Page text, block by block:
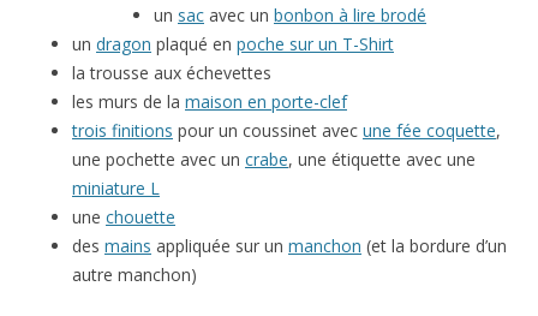
un sac avec un bonbon à lire brodé
un dragon plaqué en poche sur un T-Shirt
la trousse aux échevettes
les murs de la maison en porte-clef
trois finitions pour un coussinet avec une fée coquette,
une pochette avec un crabe, une étiquette avec une
miniature L
une chouette
des mains appliquée sur un manchon (et la bordure d’un
autre manchon)